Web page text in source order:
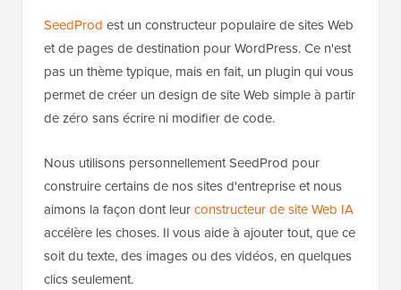
SeedProd est un constructeur populaire de sites Web
et de pages de destination pour WordPress. Ce n'est
pas un thème typique, mais en fait, un plugin qui vous
permet de créer un design de site Web simple à partir
de zéro sans écrire ni modifier de code.
Nous utilisons personnellement SeedProd pour
construire certains de nos sites d'entreprise et nous
aimons la façon dont leurconstructeur de site Web IA
accélère les choses. Il vous aide à ajouter tout, que ce
soit du texte, des images ou des vidéos, en quelques
clics seulement.